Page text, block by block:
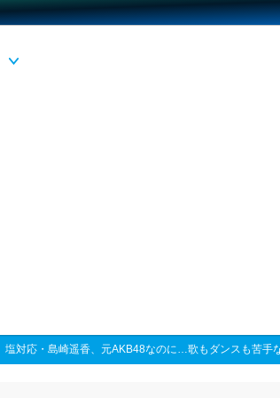
塩対応・島崎遥香、元AKB48なのに…歌もダンスも苦手